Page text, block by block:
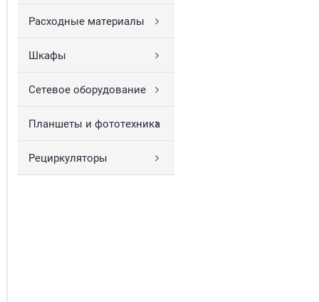
Расходные материалы
Шкафы
Сетевое оборудование
Планшеты и фототехника
Рециркуляторы